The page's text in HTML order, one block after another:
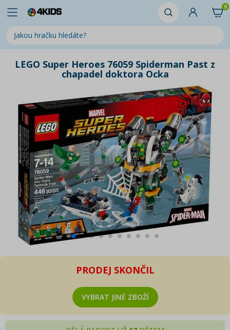
0
LEGO Super Heroes 76059 Spiderman Past z
chapadel doktora Ocka
PRODEJ SKONČIL
VYBRAT JINÉ ZBOŽÍ